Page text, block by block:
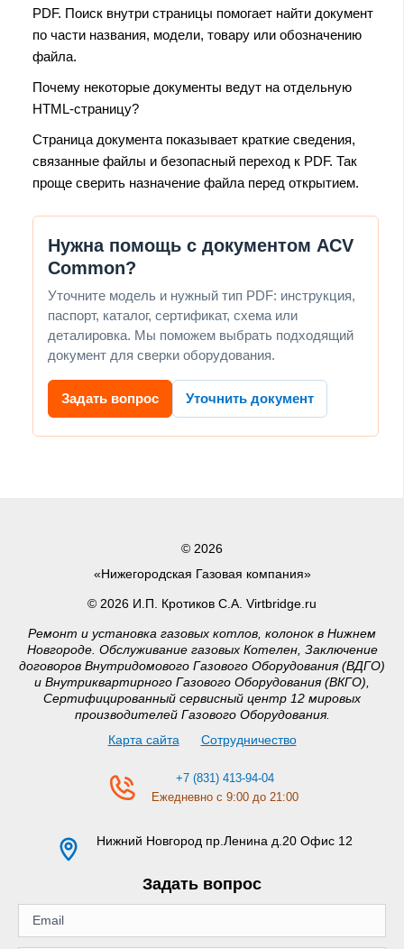
PDF. Поиск внутри страницы помогает найти документ
по части названия, модели, товару или обозначению
файла.
Почему некоторые документы ведут на отдельную
HTML-страницу?
Страница документа показывает краткие сведения,
связанные файлы и безопасный переход к PDF. Так
проще сверить назначение файла перед открытием.
Нужна помощь с документом ACV
Common?
Уточните модель и нужный тип PDF: инструкция,
паспорт, каталог, сертификат, схема или
деталировка. Мы поможем выбрать подходящий
документ для сверки оборудования.
Задать вопрос Уточнить документ
© 2026
«Нижегородская Газовая компания»
© 2026 И.П. Кротиков С.А. Virtbridge.ru
Ремонт и установка газовых котлов, колонок в Нижнем
Новгороде. Обслуживание газовых Котелен, Заключение
договоров Внутридомового Газового Оборудования (ВДГО)
и Внутриквартирного Газового Оборудования (ВКГО),
Сертифицированный сервисный центр 12 мировых
производителей Газового Оборудования.
Карта сайта
Сотрудничество
+7 (831) 413-94-04
Ежедневно с 9:00 до 21:00
Нижний Новгород пр.Ленина д.20 Офис 12
Задать вопрос